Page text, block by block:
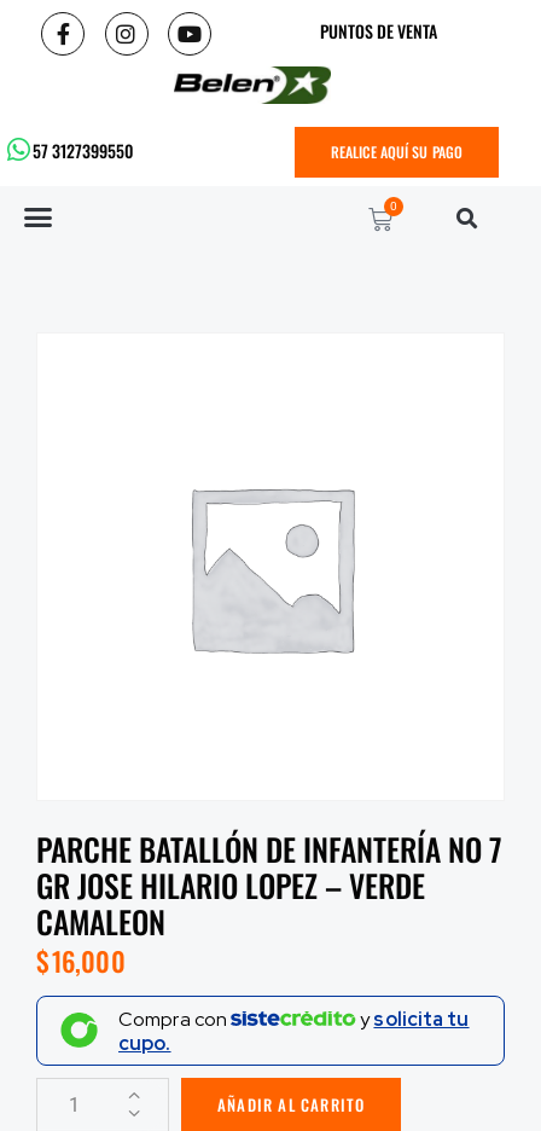
PUNTOS DE VENTA
57 3127399550 REALICE AQUÍ SU PAGO
0
PARCHE BATALLÓN DE INFANTERÍA NO 7
GR JOSE HILARIO LOPEZ – VERDE
CAMALEON
$16,000
Compra con ysolicita tu
cupo.
AÑADIR AL CARRITO